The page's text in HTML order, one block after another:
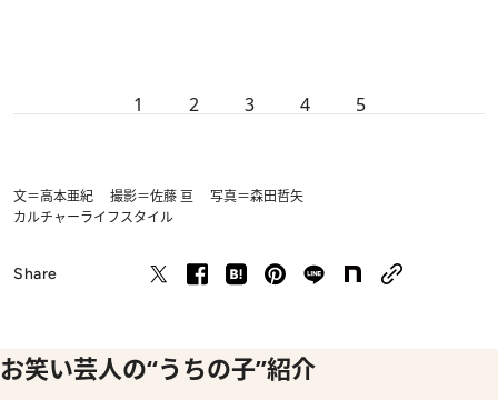
1 2 3 4 5
文＝高本亜紀 撮影＝佐藤 亘 写真＝森田哲矢
カルチャーライフスタイル
Share
お笑い芸人の“うちの子”紹介